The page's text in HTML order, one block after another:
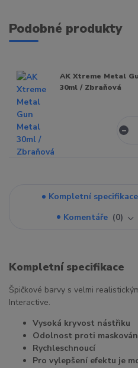
Podobné produkty
AK Xtreme Metal
30ml / Zbraňová
Kompletní specifikace
Komentáře
0
Kompletní specifikace
Špičkové barvy s velmi
Interactive.
Vysoká kryvost nástřiku
Odolnost proti
Rychleschnoucí
Pro vylepšení efektu je